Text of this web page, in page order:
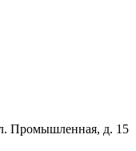
Промышленная, д. 15